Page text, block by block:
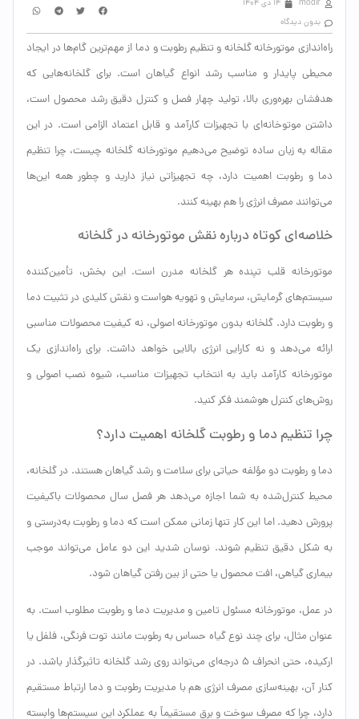
modir
14 دی 1404
بدون دیدگاه
راه‌اندازی موتورخانه گلخانه و تنظیم رطوبت و دما از مهم‌ترین گام‌ها در ایجاد
محیطی پایدار و مناسب رشد انواع گیاهان است. برای گلخانه‌هایی که
هدفشان بهره‌وری بالا، تولید چهار فصل و کنترل دقیق رشد محصول است،
داشتن موتوخانه‌ای با تجهیزات کارآمد و قابل اعتماد الزامی است. در این
مقاله به زبان ساده توضیح می‌دهیم موتورخانه گلخانه چیست، چرا تنظیم
دما و رطوبت اهمیت دارد، چه تجهیزاتی نیاز دارید و چطور همه این‌ها
می‌توانند مصرف انرژی را هم بهینه کنند.
خلاصه‌ای کوتاه درباره نقش موتورخانه در گلخانه
موتورخانه قلب تپنده هر گلخانه مدرن است. این بخش، تأمین‌کننده
سیستم‌های گرمایش، سرمایش و تهویه هواست و نقش کلیدی در تثبیت دما
و رطوبت دارد. گلخانه بدون موتورخانه اصولی، نه کیفیت محصولات مناسبی
ارائه می‌دهد و نه کارایی انرژی بالایی خواهد داشت. برای راه‌اندازی یک
موتورخانه کارآمد باید به انتخاب تجهیزات مناسب، شیوه نصب اصولی و
روش‌های کنترل هوشمند فکر کنید.
چرا تنظیم دما و رطوبت گلخانه اهمیت دارد؟
دما و رطوبت دو مؤلفه حیاتی برای سلامت و رشد گیاهان هستند. در گلخانه،
محیط کنترل‌شده به شما اجازه می‌دهد هر فصل سال محصولات باکیفیت
پرورش دهید. اما این کار تنها زمانی ممکن است که دما و رطوبت به‌درستی و
به شکل دقیق تنظیم شوند. نوسان شدید این دو عامل می‌تواند موجب
بیماری گیاهی، افت محصول یا حتی از بین رفتن گیاهان شود.
در عمل، موتورخانه مسئول تامین و مدیریت دما و رطوبت مطلوب است. به
عنوان مثال، برای چند نوع گیاه حساس به رطوبت مانند توت فرنگی، فلفل یا
ارکیده، حتی انحراف ۵ درجه‌ای می‌تواند روی رشد گلخانه تاثیرگذار باشد. در
کنار آن، بهینه‌سازی مصرف انرژی هم با مدیریت رطوبت و دما ارتباط مستقیم
دارد، چرا که مصرف سوخت و برق مستقیماً به عملکرد این سیستم‌ها وابسته